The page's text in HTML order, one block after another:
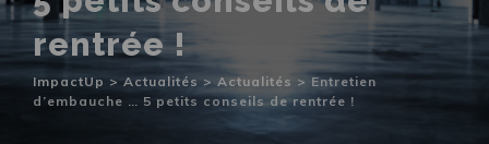
rentrée !
ImpactUp > Actualités > Actualités > Entretien
d’embauche … 5 petits conseils de rentrée !